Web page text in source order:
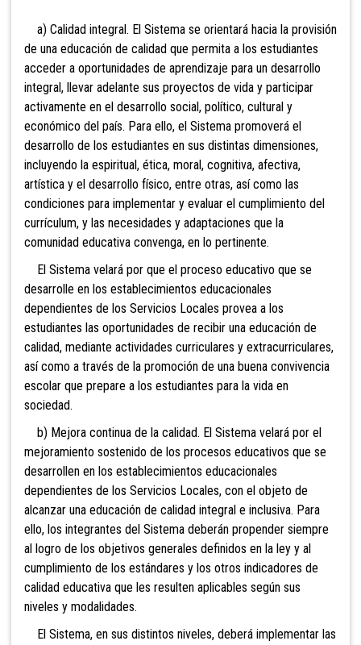
a) Calidad integral. El Sistema se orientará hacia la provisión
de una educación de calidad que permita a los estudiantes
acceder a oportunidades de aprendizaje para un desarrollo
integral, llevar adelante sus proyectos de vida y participar
activamente en el desarrollo social, político, cultural y
económico del país. Para ello, el Sistema promoverá el
desarrollo de los estudiantes en sus distintas dimensiones,
incluyendo la espiritual, ética, moral, cognitiva, afectiva,
artística y el desarrollo físico, entre otras, así como las
condiciones para implementar y evaluar el cumplimiento del
currículum, y las necesidades y adaptaciones que la
comunidad educativa convenga, en lo pertinente.
El Sistema velará por que el proceso educativo que se
desarrolle en los establecimientos educacionales
dependientes de los Servicios Locales provea a los
estudiantes las oportunidades de recibir una educación de
calidad, mediante actividades curriculares y extracurriculares,
así como a través de la promoción de una buena convivencia
escolar que prepare a los estudiantes para la vida en
sociedad.
b) Mejora continua de la calidad. El Sistema velará por el
mejoramiento sostenido de los procesos educativos que se
desarrollen en los establecimientos educacionales
dependientes de los Servicios Locales, con el objeto de
alcanzar una educación de calidad integral e inclusiva. Para
ello, los integrantes del Sistema deberán propender siempre
al logro de los objetivos generales definidos en la ley y al
cumplimiento de los estándares y los otros indicadores de
calidad educativa que les resulten aplicables según sus
niveles y modalidades.
El Sistema, en sus distintos niveles, deberá implementar las